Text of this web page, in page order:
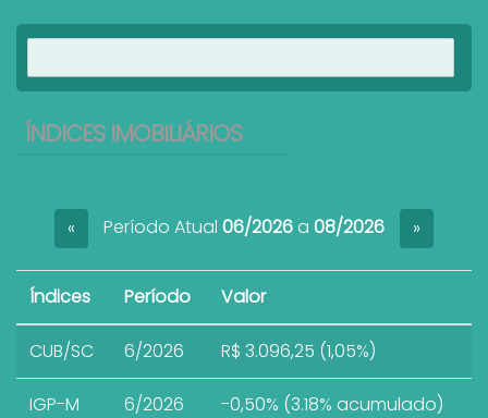
ÍNDICES IMOBILIÁRIOS
« Período Atual 06/2026a 08/2026 »
Índices Período Valor
CUB/SC 6/2026 R$ 3.096,25 (1,05%)
IGP-M 6/2026 -0,50% (3.18% acumulado)